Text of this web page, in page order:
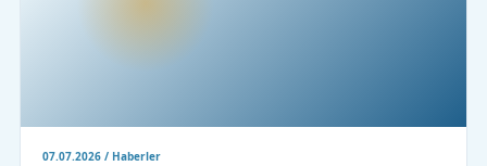
07.07.2026 / Haberler